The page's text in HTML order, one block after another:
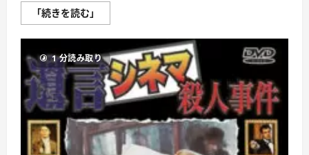
「続きを読む」
謎
地
底
人
に
つ
い
て
さ
ら
に
読
む
1 分読み取り